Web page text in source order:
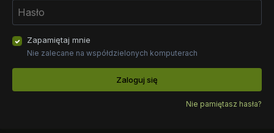
Zapamiętaj mnie
Nie zalecane na współdzielonych komputerach
Zaloguj się
Nie pamiętasz hasła?